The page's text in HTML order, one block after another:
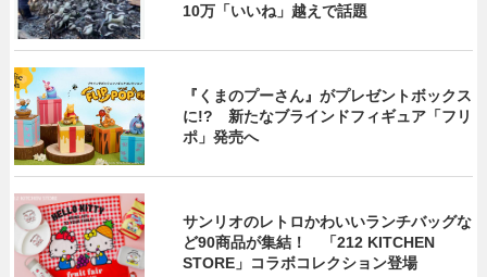
10万「いいね」越えで話題
『くまのプーさん』がプレゼントボックス
に!? 新たなブラインドフィギュア「フリ
ポ」発売へ
サンリオのレトロかわいいランチバッグな
ど90商品が集結！ 「212 KITCHEN
STORE」コラボコレクション登場